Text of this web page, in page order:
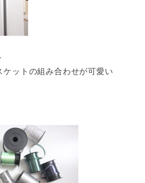
ケットの組み合わせが可愛い